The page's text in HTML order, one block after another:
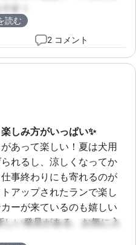
す！
読む
2 コメント
しみ方がいっぱい✨
あって楽しい！夏は犬用
れるし、涼しくなってか
事終わりにも寄れるのが
アップされたランで楽し
ーが来ているのも嬉しい
い発見がある、お気に入